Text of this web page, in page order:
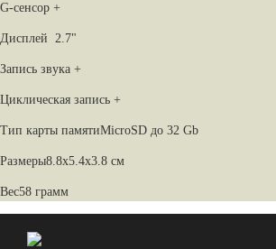
G-сенсор +
Дисплей 2.7"
Запись звука +
Циклическая запись +
Тип карты памятиMicroSD до 32 Gb
Размеры8.8х5.4х3.8 см
Вес58 грамм